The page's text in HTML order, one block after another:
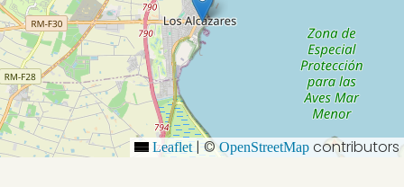
Leaflet |©OpenStreetMap contributors